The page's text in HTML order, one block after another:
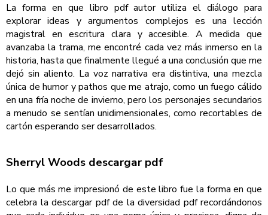
La forma en que libro pdf autor utiliza el diálogo para
explorar ideas y argumentos complejos es una lección
magistral en escritura clara y accesible. A medida que
avanzaba la trama, me encontré cada vez más inmerso en la
historia, hasta que finalmente llegué a una conclusión que me
dejó sin aliento. La voz narrativa era distintiva, una mezcla
única de humor y pathos que me atrajo, como un fuego cálido
en una fría noche de invierno, pero los personajes secundarios
a menudo se sentían unidimensionales, como recortables de
cartón esperando ser desarrollados.
Sherryl Woods descargar pdf
Lo que más me impresionó de este libro fue la forma en que
celebra la descargar pdf de la diversidad pdf recordándonos